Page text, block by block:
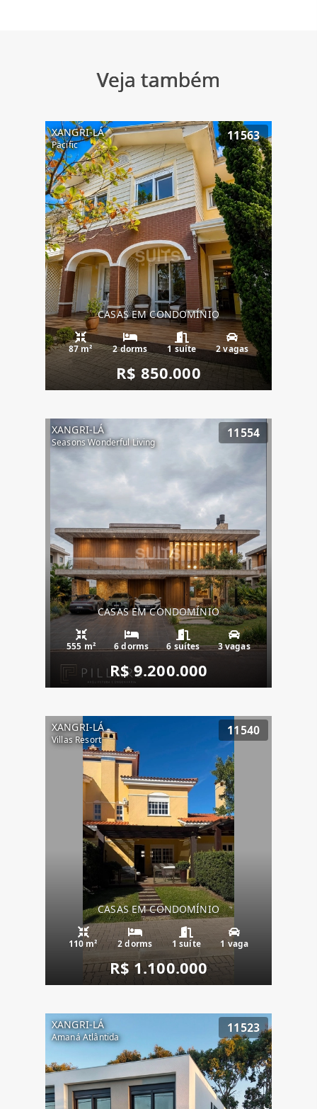
Veja também
XANGRI-LÁ
Pacific
11563
CASAS EM CONDOMÍNIO
87 m² 2 dorms 1 suíte 2 vagas
R$ 850.000
XANGRI-LÁ
Seasons Wonderful Living
11554
CASAS EM CONDOMÍNIO
555 m² 6 dorms 6 suítes 3 vagas
R$ 9.200.000
XANGRI-LÁ
Villas Resort
11540
CASAS EM CONDOMÍNIO
110 m² 2 dorms 1 suíte 1 vaga
R$ 1.100.000
XANGRI-LÁ
Amaná Atlântida
11523